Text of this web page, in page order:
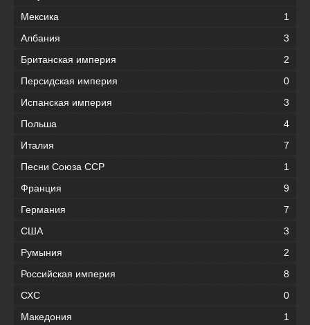
Мексика
1
Албания
3
Британская империя
2
Персидская империя
0
Испанская империя
3
Польша
4
Италия
7
Песни Союза ССР
1
Франция
9
Германия
7
США
3
Румыния
2
Российская империя
8
СХС
0
Македония
1